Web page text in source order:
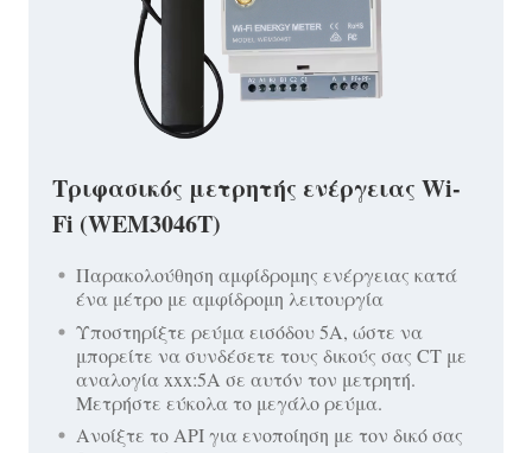
Τριφασικός μετρητής ενέργειας Wi-
Fi (WEM3046T)
Παρακολούθηση αμφίδρομης ενέργειας κατά
ένα μέτρο με αμφίδρομη λειτουργία
Υποστηρίξτε ρεύμα εισόδου 5A, ώστε να
μπορείτε να συνδέσετε τους δικούς σας CT με
αναλογία xxx:5A σε αυτόν τον μετρητή.
Μετρήστε εύκολα το μεγάλο ρεύμα.
Ανοίξτε το API για ενοποίηση με τον δικό σας